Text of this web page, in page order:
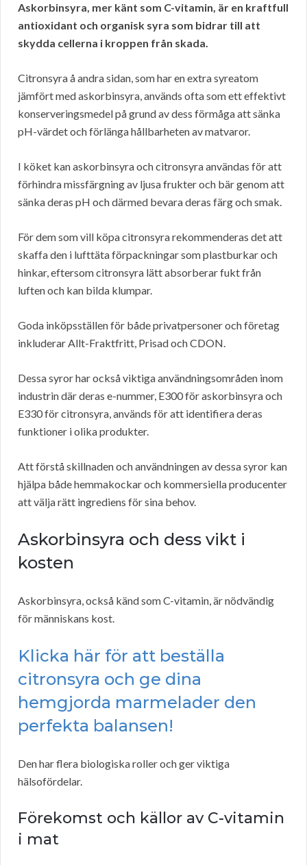
Askorbinsyra, mer känt som C-vitamin, är en kraftfull
antioxidant och organisk syra som bidrar till att
skydda cellerna i kroppen från skada.
Citronsyra å andra sidan, som har en extra syreatom
jämfört med askorbinsyra, används ofta som ett effektivt
konserveringsmedel på grund av dess förmåga att sänka
pH-värdet och förlänga hållbarheten av matvaror.
I köket kan askorbinsyra och citronsyra användas för att
förhindra missfärgning av ljusa frukter och bär genom att
sänka deras pH och därmed bevara deras färg och smak.
För dem som vill köpa citronsyra rekommenderas det att
skaffa den i lufttäta förpackningar som plastburkar och
hinkar, eftersom citronsyra lätt absorberar fukt från
luften och kan bilda klumpar.
Goda inköpsställen för både privatpersoner och företag
inkluderar Allt-Fraktfritt, Prisad och CDON.
Dessa syror har också viktiga användningsområden inom
industrin där deras e-nummer, E300 för askorbinsyra och
E330 för citronsyra, används för att identifiera deras
funktioner i olika produkter.
Att förstå skillnaden och användningen av dessa syror kan
hjälpa både hemmakockar och kommersiella producenter
att välja rätt ingrediens för sina behov.
Askorbinsyra och dess vikt i
kosten
Askorbinsyra, också känd som C-vitamin, är nödvändig
för människans kost.
Klicka här för att beställa
citronsyra och ge dina
hemgjorda marmelader den
perfekta balansen!
Den har flera biologiska roller och ger viktiga
hälsofördelar.
Förekomst och källor av C-vitamin
i mat